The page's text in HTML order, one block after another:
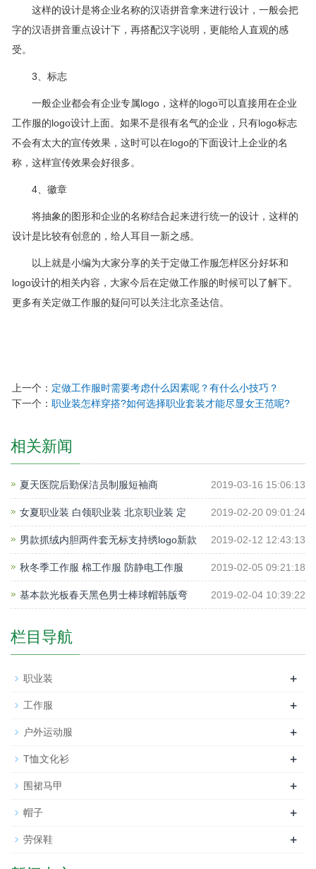
这样的设计是将企业名称的汉语拼音拿来进行设计，一般会把
字的汉语拼音重点设计下，再搭配汉字说明，更能给人直观的感
受。
3、标志
一般企业都会有企业专属logo，这样的logo可以直接用在企业
工作服的logo设计上面。如果不是很有名气的企业，只有logo标志
不会有太大的宣传效果，这时可以在logo的下面设计上企业的名
称，这样宣传效果会好很多。
4、徽章
将抽象的图形和企业的名称结合起来进行统一的设计，这样的
设计是比较有创意的，给人耳目一新之感。
以上就是小编为大家分享的关于定做工作服怎样区分好坏和
logo设计的相关内容，大家今后在定做工作服的时候可以了解下。
更多有关定做工作服的疑问可以关注北京圣达信。
上一个： 定做工作服时需要考虑什么因素呢？有什么小技巧？
下一个： 职业装怎样穿搭?如何选择职业套装才能尽显女王范呢?
相关新闻
2019-03-16 15:06:13
夏天医院后勤保洁员制服短袖商
2019-02-20 09:01:24
女夏职业装 白领职业装 北京职业装 定
2019-02-12 12:43:13
男款抓绒内胆两件套无标支持绣logo新款
2019-02-05 09:21:18
秋冬季工作服 棉工作服 防静电工作服
2019-02-04 10:39:22
基本款光板春天黑色男士棒球帽韩版弯
栏目导航
+
职业装
+
工作服
+
户外运动服
+
T恤文化衫
+
围裙马甲
+
帽子
+
劳保鞋